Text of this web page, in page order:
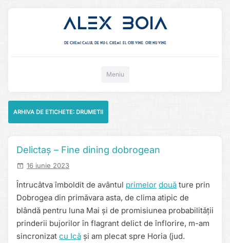
Alex Boia
De chemi calul de nu-l chemi, el ori vine. ori nu vine
Meniu
ARHIVA DE ETICHETE: DRUMETII
Delictaș – Fine dining dobrogean
16 iunie 2023
Întrucâtva îmboldit de avântul primelor două ture prin
Dobrogea din primăvara asta, de clima atipic de
blândă pentru luna Mai și de promisiunea probabilității
prinderii bujorilor în flagrant delict de înflorire, m-am
sincronizat cu Ică și am plecat spre Horia (jud.